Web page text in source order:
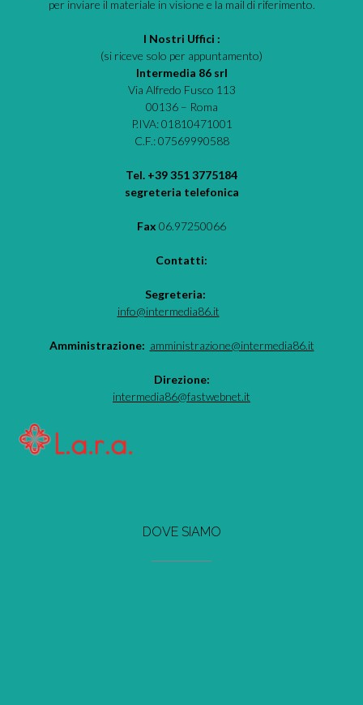
per inviare il materiale in visione e la mail di riferimento.
I Nostri Uffici :
(si riceve solo per appuntamento)
Intermedia 86 srl
Via Alfredo Fusco 113
00136 – Roma
P.IVA: 01810471001
C.F.: 07569990588
Tel. +39 351 3775184
segreteria telefonica
Fax 06.97250066
Contatti:
Segreteria:
info@intermedia86.it
Amministrazione: amministrazione@intermedia86.it
Direzione:
intermedia86@fastwebnet.it
DOVE SIAMO